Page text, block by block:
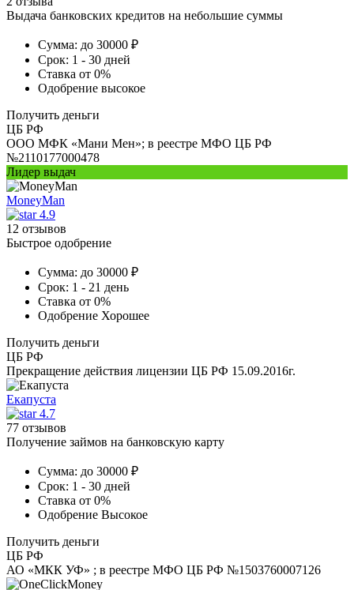
Выдача банковских кредитов на небольшие суммы
Сумма: до 30000 ₽
Срок: 1 - 30 дней
Ставка от 0%
Одобрение высокое
Получить деньги
ЦБ РФ
ООО МФК «Мани Мен»; в реестре МФО ЦБ РФ
№2110177000478
Лидер выдач
MoneyMan
4.9
12 отзывов
Быстрое одобрение
Сумма: до 30000 ₽
Срок: 1 - 21 день
Ставка от 0%
Одобрение Хорошее
Получить деньги
ЦБ РФ
Прекращение действия лицензии ЦБ РФ 15.09.2016г.
Екапуста
4.7
77 отзывов
Получение займов на банковскую карту
Сумма: до 30000 ₽
Срок: 1 - 30 дней
Ставка от 0%
Одобрение Высокое
Получить деньги
ЦБ РФ
АО «МКК УФ» ; в реестре МФО ЦБ РФ №1503760007126